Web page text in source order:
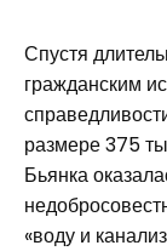
Спустя
гражданским
размере 375
Бьянка
«воду и